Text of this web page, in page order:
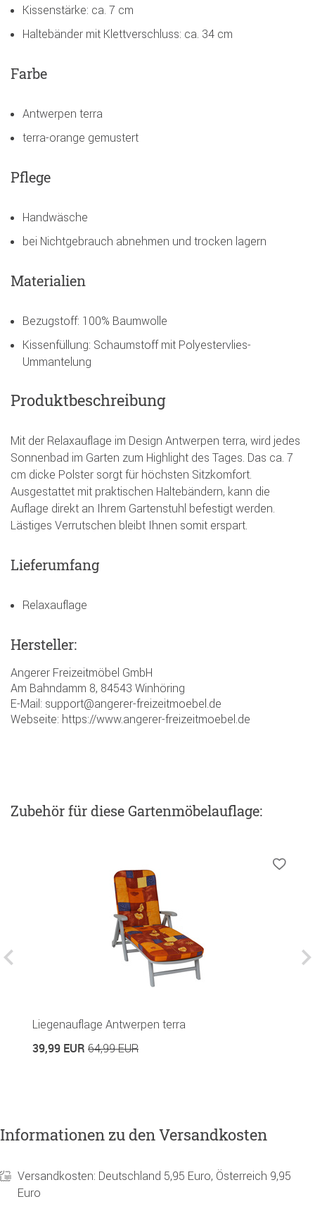
Kissenstärke: ca. 7 cm
Haltebänder mit Klettverschluss: ca. 34 cm
Farbe
Antwerpen terra
terra-orange gemustert
Pflege
Handwäsche
bei Nichtgebrauch abnehmen und trocken lagern
Materialien
Bezugstoff: 100% Baumwolle
Kissenfüllung: Schaumstoff mit Polyestervlies-
Ummantelung
Produktbeschreibung
Mit der Relaxauflage im Design Antwerpen terra, wird jedes
Sonnenbad im Garten zum Highlight des Tages. Das ca. 7
cm dicke Polster sorgt für höchsten Sitzkomfort.
Ausgestattet mit praktischen Haltebändern, kann die
Auflage direkt an Ihrem Gartenstuhl befestigt werden.
Lästiges Verrutschen bleibt Ihnen somit erspart.
Lieferumfang
Relaxauflage
Hersteller:
Angerer Freizeitmöbel GmbH
Am Bahndamm 8, 84543 Winhöring
E-Mail: support@angerer-freizeitmoebel.de
Webseite: https://www.angerer-freizeitmoebel.de
Zubehörfür diese Gartenmöbelauflage:
Liegenauflage Antwerpen terra
39,99 EUR 64,99 EUR
Informationen zu den Versandkosten
Versandkosten: Deutschland 5,95 Euro, Österreich 9,95
Euro